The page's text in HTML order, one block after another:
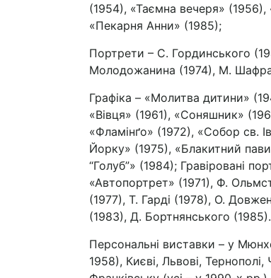
(1954), «Таємна вечеря» (1956),
«Пекарня Анни» (1985);
Портрети – С. Гординського
Молодожанина (1974), М.
Графіка – «Молитва дитини»
«Вівця» (1961), «Соняшник»
«Фламінґо» (1972), «Собор св.
Йорку» (1975), «Блакитний
“Голуб”» (1984); Гравіровані
«Автопортрет» (1971), Ф.
(1977), Т. Гарді (1978), О.
(1983), Д. Бортнянського (1985).
Персональні виставки – у
1958), Києві, Львові, Тернополі,